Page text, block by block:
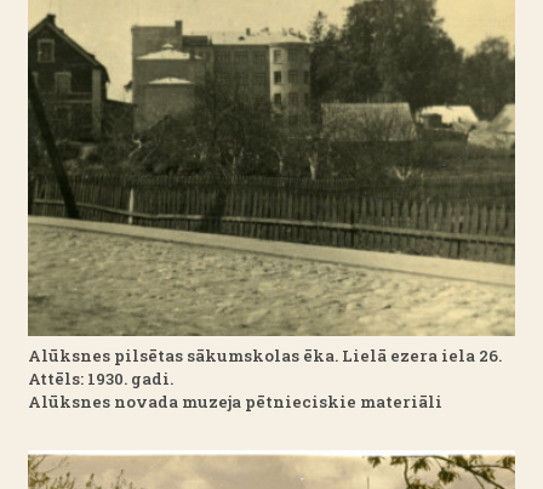
Alūksnes pilsētas sākumskolas ēka. Lielā ezera iela 26.
Attēls: 1930. gadi.
Alūksnes novada muzeja pētnieciskie materiāli